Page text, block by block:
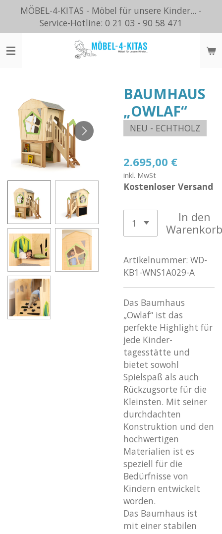
Zum
Hauptinhalt
springen
MÖBEL-4-KITAS - Möbel für unsere Kinder... -
Service-Hotline: 0 21 03 - 90 58 471
BAUMHAUS
„OWLAF“
NEU - ECHTHOLZ
2.695,00 €
inkl. MwSt
Kostenloser Versand
In den
Artikelnummer: WD-
KB1-WNS1A029-A
Das Baumhaus
„Owlaf“ ist das
perfekte Highlight für
jede Kinder-
tagesstätte und
bietet sowohl
Spielspaß als auch
Rückzugsorte für die
Kleinsten. Mit seiner
durchdachten
Konstruktion und den
hochwertigen
Materialien ist es
speziell für die
Bedürfnisse von
Kindern entwickelt
worden.
Das Baumhaus ist
mit einer stabilen